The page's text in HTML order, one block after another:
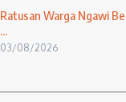
Ratusan Warga Ngawi
...
03/08/2026